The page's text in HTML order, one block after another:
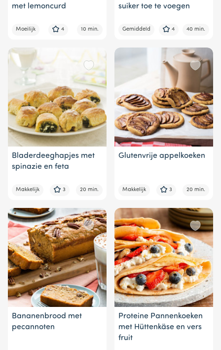
met lemoncurd
Moeilijk 4 10 min.
suiker toe te voegen
Gemiddeld 4 40 min.
Bladerdeeghapjes met
spinazie en feta
Makkelijk 3 20 min.
Glutenvrije appelkoeken
Makkelijk 3 20 min.
Bananenbrood met
pecannoten
Proteine Pannenkoeken
met Hüttenkäse en vers
fruit